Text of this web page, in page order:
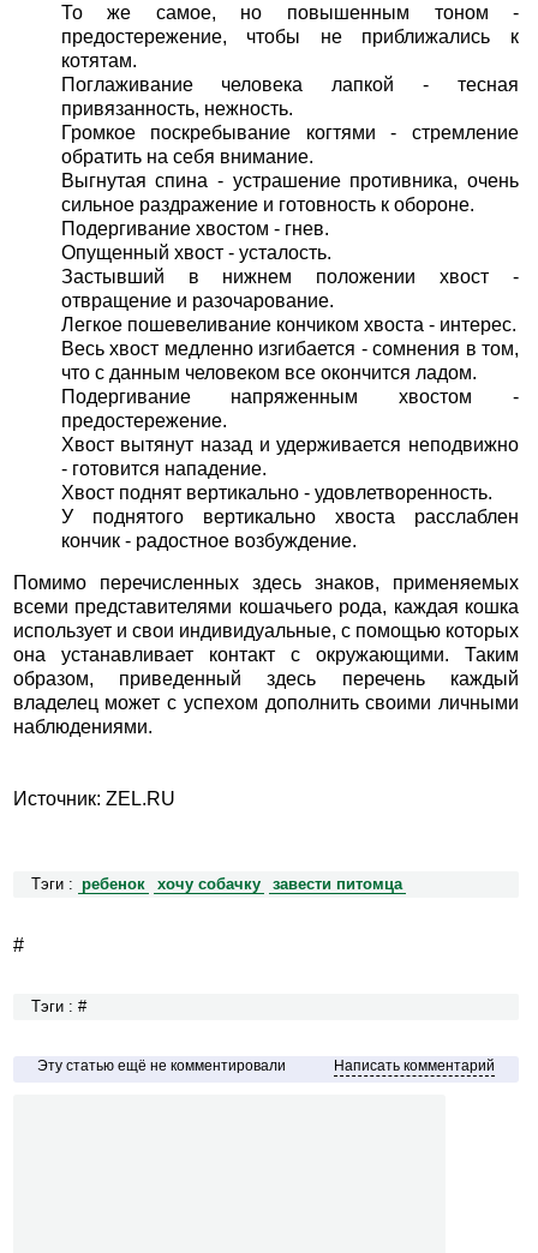
То же самое, но повышенным тоном -
предостережение, чтобы не приближались к
котятам.
Поглаживание человека лапкой - тесная
привязанность, нежность.
Громкое поскребывание когтями - стремление
обратить на себя внимание.
Выгнутая спина - устрашение противника, очень
сильное раздражение и готовность к обороне.
Подергивание хвостом - гнев.
Опущенный хвост - усталость.
Застывший в нижнем положении хвост -
отвращение и разочарование.
Легкое пошевеливание кончиком хвоста - интерес.
Весь хвост медленно изгибается - сомнения в том,
что с данным человеком все окончится ладом.
Подергивание напряженным хвостом -
предостережение.
Хвост вытянут назад и удерживается неподвижно
- готовится нападение.
Хвост поднят вертикально - удовлетворенность.
У поднятого вертикально хвоста расслаблен
кончик - радостное возбуждение.
Помимо перечисленных здесь знаков, применяемых
всеми представителями кошачьего рода, каждая кошка
использует и свои индивидуальные, с помощью которых
она устанавливает контакт с окружающими. Таким
образом, приведенный здесь перечень каждый
владелец может с успехом дополнить своими личными
наблюдениями.
Источник: ZEL.RU
Тэги : ребенок хочу собачку завести питомца
#
Тэги : #
Эту статью ещё не комментировали Написать комментарий